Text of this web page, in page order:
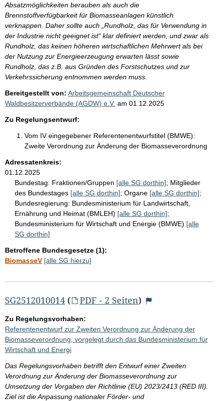
Absatzmöglichkeiten berauben als auch die
Brennstoffverfügbarkeit für Biomasseanlagen künstlich
verknappen. Daher sollte auch „Rundholz, das für Verwendung in
der Industrie nicht geeignet ist“ klar definiert werden, und zwar als
Rundholz, das keinen höheren wirtschaftlichen Mehrwert als bei
der Nutzung zur Energieerzeugung erwarten lässt sowie
Rundholz, das z.B. aus Gründen des Forstschutzes und zur
Verkehrssicherung entnommen werden muss.
Bereitgestellt von: Arbeitsgemeinschaft Deutscher
Waldbesitzerverbände (AGDW) e.V. am 01.12.2025
Zu Regelungsentwurf:
Vom IV eingegebener Referentenentwurfstitel (BMWE):
Zweite Verordnung zur Änderung der Biomasseverordnung
Adressatenkreis:
01.12.2025
Bundestag: Fraktionen/Gruppen [alle SG dorthin]; Mitglieder
des Bundestages [alle SG dorthin]; Organe [alle SG dorthin];
Bundesregierung: Bundesministerium für Landwirtschaft,
Ernährung und Heimat (BMLEH) [alle SG dorthin];
Bundesministerium für Wirtschaft und Energie (BMWE) [alle
SG dorthin]
Betroffene Bundesgesetze (1):
BiomasseV [alle SG hierzu]
SG2512010014 ( PDF - 2 Seiten)
Zu Regelungsvorhaben:
Referentenentwurf zur Zweiten Verordnung zur Änderung der
Biomasseverordnung, vorgelegt durch das Bundesministerium für
Wirtschaft und Energi
Das Regelungsvorhaben betrifft den Entwurf einer Zweiten
Verordnung zur Änderung der Biomasseverordnung zur
Umsetzung der Vorgaben der Richtlinie (EU) 2023/2413 (RED III).
Ziel ist die Anpassung nationaler Förder- und